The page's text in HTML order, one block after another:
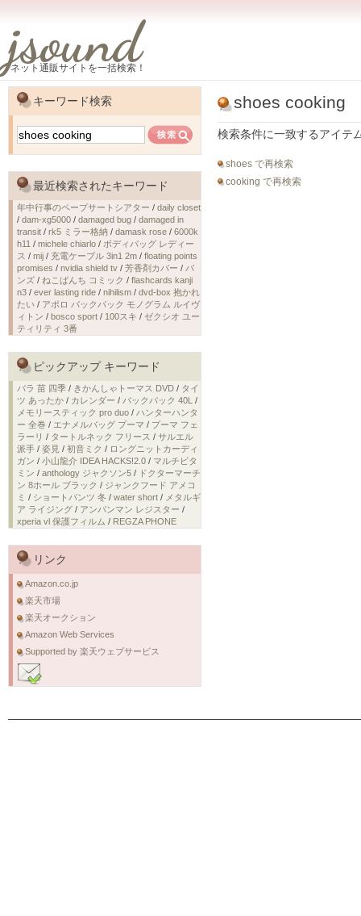
jsound
ネット通販サイトを一括検索！
shoes cooking
検索条件に一致するアイテ
shoes で再検索
cooking で再検索
キーワード検索
最近検索されたキーワード
年中行事のペープサートシアター / daily closet
/ dam-xg5000 / damaged bug / damaged in
transit / rk5 ミラー格納 / damask rose / 6000k
h11 / michele chiarlo / ボディバッグ レディー
ス / mij / 充電ケーブル 3in1 2m / floating points
promises / nvidia shield tv / 芳香剤カバー / バ
ンズ / ねこぱんち コミック / flashcards kanji
n3 / ever lasting ride / nihilism / dvd-box 抱かれ
たい / アポロ バックパック モノグラム ルイヴ
ィトン / bosco sport / 100スキ / ゼクシオ ユー
ティリティ 3番
ピックアップ キーワード
バラ 苗 四季 / きかんしゃトーマス DVD / タイ
ツ あったか / カレンダー / バックパック 40L /
メモリースティック pro duo / ハンターハンタ
ー 全巻 / エナメルバッグ プーマ / プーマ フェ
ラーリ / タートルネック フリース / サルエル
派手 / 姿見 / 初音ミク / ロングニットカーディ
ガン / 小山龍介 IDEA HACKS!2.0 / マルチビタ
ミン / anthology ジャクソン5 / ドクターマーチ
ン 8ホール ブラック / ジャンクフード アメコ
ミ / ショートパンツ 冬 / water short / メタルギ
ア ライジング / アンパンマン レジスター /
xperia vl 保護フィルム / REGZA PHONE
リンク
Amazon.co.jp
楽天市場
楽天オークション
Amazon Web Services
Supported by 楽天ウェブサービス